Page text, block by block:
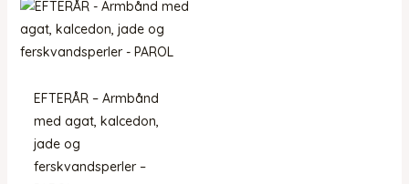
EFTERÅR – Armbånd
med agat, kalcedon,
jade og
ferskvandsperler –